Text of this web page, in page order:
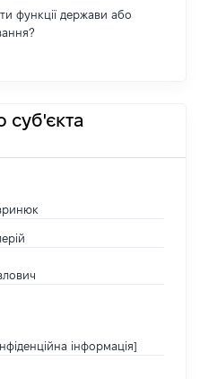
функції держави або
суб'єкта
інформація]